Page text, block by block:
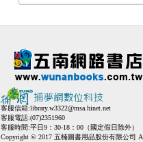
客服信箱:library.w3322@msa.hinet.net
客服電話:(07)2351960
客服時間:平日9：30-18：00（國定假日除外）
Copyright © 2017 五楠圖書用品股份有限公司